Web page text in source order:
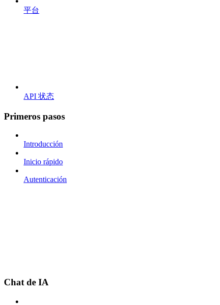
平台
API 状态
Primeros pasos
Introducción
Inicio rápido
Autenticación
Chat de IA